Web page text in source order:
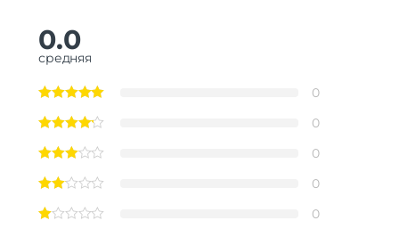
0.0
средняя
0
0
0
0
0